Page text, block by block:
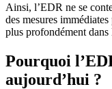
Ainsi, l’EDR ne se
des mesures
plus profondément dans
Pourquoi
aujourd’hui ?